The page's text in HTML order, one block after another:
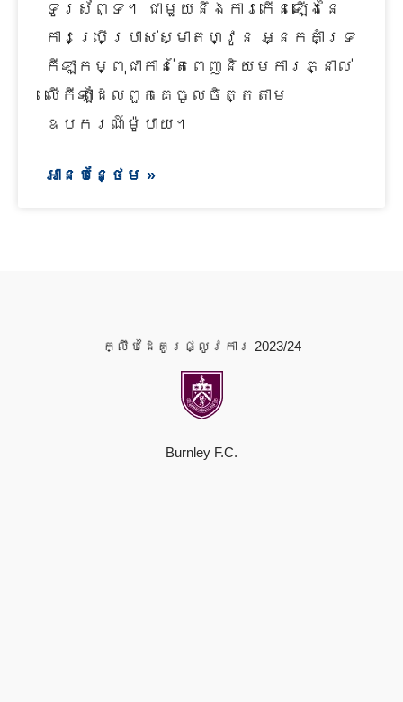
ទូរស័ព្ទ។ ជាមួយនឹងការកើនឡើងនៃ
ការប្រើប្រាស់ស្មាតហ្វូន អ្នកគាំទ្រ
កីឡាកម្ពុជាកាន់តែពេញនិយមការភ្នាល់
លើកីឡាដែលពួកគេចូលចិត្តតាម
ឧបករណ៍ម៉ូបាយ។
អានបន្ថែម »
ក្លឹបដៃគូរផ្លូវការ 2023/24
Burnley F.C.